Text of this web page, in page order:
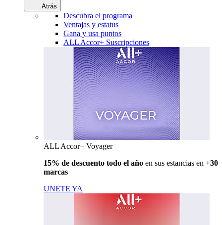
Atrás
Descubra el programa
Ventajas y estatus
Gana y usa puntos
ALL Accor+ Suscripciones
ALL Accor+ Voyager
15% de descuento todo el año en sus estancias en +30
marcas
UNETE YA